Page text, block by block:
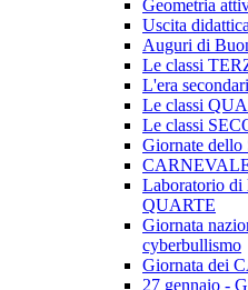
Geometria
Uscita
Auguri di
Le classi
L'era
Le classi
Le classi
Giornate dello
Laboratorio di
QUARTE
Giornata
cyberbullismo
Giornata dei
27 gennaio -